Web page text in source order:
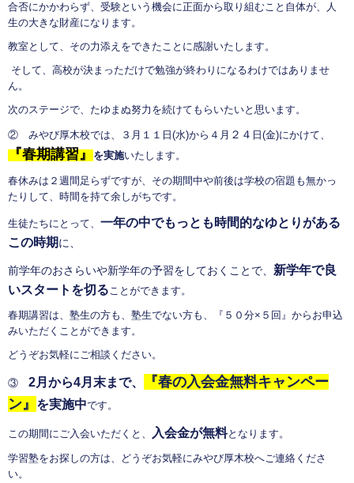
合否にかかわらず、受験という機会に正面から取り組むこと自体が、人
生の大きな財産になります。
教室として、その力添えをできたことに感謝いたします。
そして、高校が決まっただけで勉強が終わりになるわけではありませ
ん。
次のステージで、たゆまぬ努力を続けてもらいたいと思います。
② みやび厚木校では、３月１１日(水)から４月 ２４ 日(金)にかけて、
『春期講習』を実施いたします。
春休みは２週間足らずですが、その期間中や前後は学校の宿題も無かっ
たりして、時間を持て余しがちです。
生徒たちにとって、 一年の中でもっとも時間的なゆとりがある
この時期に、
前学年のおさらいや新学年の予習をしておくことで、 新学年で良
いスタートを切ることができます。
春期講習は、塾生の方も、塾生でない方も、『５０分×５回』からお申込
みいただくことができます。
どうぞお気軽にご相談ください。
③ 2月から4月末まで、
『春の入会金無料キャンペー
ン』
を実施中です。
この期間にご入会いただくと、 入会金が無料となります。
学習塾をお探しの方は、どうぞお気軽にみやび厚木校へご連絡くださ
い。